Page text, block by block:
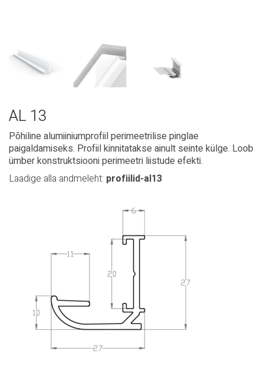
AL 13
Põhiline alumiiniumprofiil perimeetrilise pinglae
paigaldamiseks. Profiil kinnitatakse ainult seinte külge. Loob
ümber konstruktsiooni perimeetri liistude efekti.
Laadige alla andmeleht: profiilid-al13